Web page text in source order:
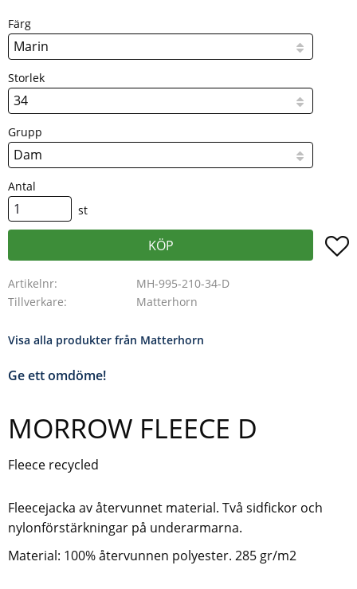
Färg
Storlek
Grupp
Antal
st
KÖP
Artikelnr
MH-995-210-34-D
Tillverkare
Matterhorn
Visa alla produkter från Matterhorn
Ge ett omdöme!
MORROW FLEECE D
Fleece recycled
Fleecejacka av återvunnet material. Två sidfickor och
nylonförstärkningar på underarmarna.
Material: 100% återvunnen polyester. 285 gr/m2